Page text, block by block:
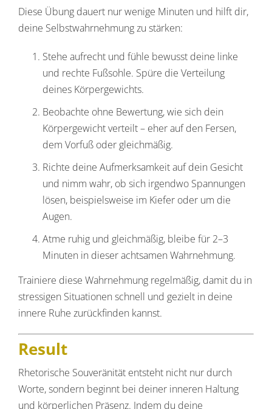
Diese Übung dauert nur wenige Minuten und hilft dir,
deine Selbstwahrnehmung zu stärken:
Stehe aufrecht und fühle bewusst deine linke
und rechte Fußsohle. Spüre die Verteilung
deines Körpergewichts.
Beobachte ohne Bewertung, wie sich dein
Körpergewicht verteilt – eher auf den Fersen,
dem Vorfuß oder gleichmäßig.
Richte deine Aufmerksamkeit auf dein Gesicht
und nimm wahr, ob sich irgendwo Spannungen
lösen, beispielsweise im Kiefer oder um die
Augen.
Atme ruhig und gleichmäßig, bleibe für 2–3
Minuten in dieser achtsamen Wahrnehmung.
Trainiere diese Wahrnehmung regelmäßig, damit du in
stressigen Situationen schnell und gezielt in deine
innere Ruhe zurückfinden kannst.
Result
Rhetorische Souveränität entsteht nicht nur durch
Worte, sondern beginnt bei deiner inneren Haltung
und körperlichen Präsenz. Indem du deine